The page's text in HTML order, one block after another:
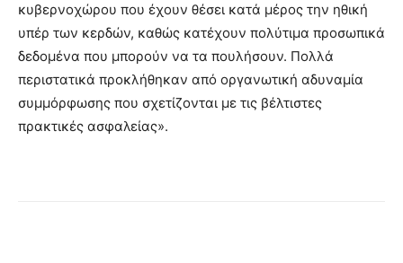
κυβερνοχώρου που έχουν θέσει κατά μέρος την ηθική
υπέρ των κερδών, καθώς κατέχουν πολύτιμα προσωπικά
δεδομένα που μπορούν να τα πουλήσουν. Πολλά
περιστατικά προκλήθηκαν από οργανωτική αδυναμία
συμμόρφωσης που σχετίζονται με τις βέλτιστες
πρακτικές ασφαλείας».